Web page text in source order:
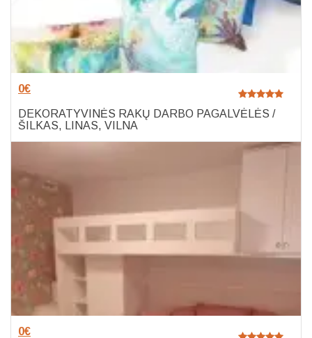
0€
DEKORATYVINĖS RAKŲ DARBO PAGALVĖLĖS /
ŠILKAS, LINAS, VILNA
0€